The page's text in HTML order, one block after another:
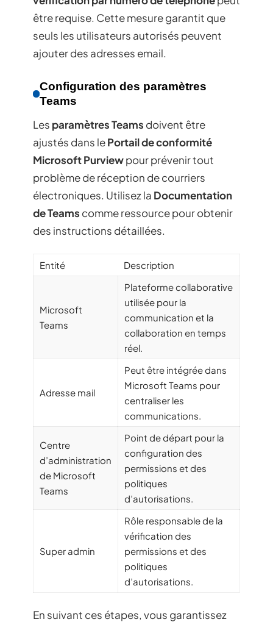
être requise. Cette mesure garantit que
seuls les utilisateurs autorisés peuvent
ajouter des adresses email.
Configuration des paramètres
Teams
Les paramètres Teams doivent être
ajustés dans lePortail de conformité
Microsoft Purviewpour prévenir tout
problème de réception de courriers
électroniques. Utilisez la Documentation
de Teams comme ressource pour obtenir
des instructions détaillées.
Entité Description
Microsoft
Teams
Plateforme collaborative
utilisée pour la
communication et la
collaboration en temps
réel.
Adresse mail
Peut être intégrée dans
Microsoft Teams pour
centraliser les
communications.
Centre
d’administration
de Microsoft
Teams
Point de départ pour la
configuration des
permissions et des
politiques
d’autorisations.
Super admin
Rôle responsable de la
vérification des
permissions et des
politiques
d’autorisations.
En suivant ces étapes, vous garantissez